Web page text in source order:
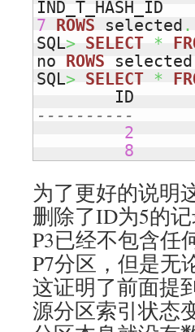
7
ROWS selected .
SQL> SELECT *
no
ROWS selected
SQL> SELECT *
----------
2
8
为了更好的说明
删除了ID为5的
P3已经不包含任
P7分区，但是无
这证明了前面提
源分区索引状态